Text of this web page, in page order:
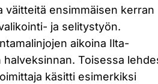
väitteitä ensimmäisen kerran
ja selitystyön.
aikoina Ilta-
Toisessa
käsitti esimerkiksi